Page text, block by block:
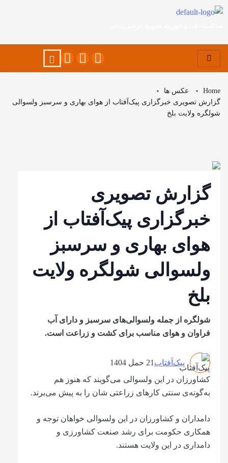
Home
عکس ها
گزارش تصویری خبرگزاری پیک‌آفتاب از هوای بهاری و سرسبز ولسوالی
شولگره ولایت بلخ
گزارش تصویری
خبرگزاری پیک‌آفتاب از
هوای بهاری و سرسبز
ولسوالی شولگره ولایت
بلخ
شولگره از جمله ولسوالی‌های سرسبز و دارای آب
فراوان و هوای مناسب برای کشت و زراعت است.
پیک‌آفتاب21 حمل 1404
کشاورزان در این ولسوالی می‌گویند که هنوز هم
به‌گونه‌ی ‌سنتی کارهای زراعتی شان را به پیش می‌برند.
دامداران و کشاورزان در این ولسوالی خواهان توجه و
همکاری حکومت برای رشد صنعت کشاورزی و
دامداری در این ولایت هستند.